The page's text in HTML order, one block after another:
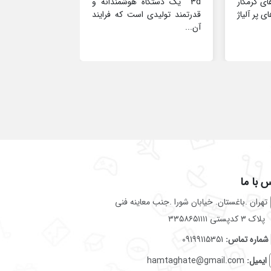
پر آلیاژ
قدرتمند تولیدی است که فرایند
آن...
با ما
تهران .باغستان. خیابان شورا .جنب معاینه فنی
پلاک ۳ کدپستی ۳۳۵۸۶۵۱۱۱۱
شماره تماس: 09199115351
ایمیل: hamtaghate@gmail.com